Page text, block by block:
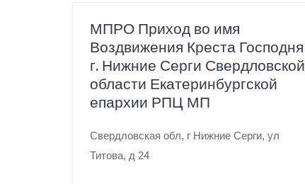
МПРО Приход во имя
Воздвижения Креста Господня
г. Нижние Серги Свердловской
области Екатеринбургской
епархии РПЦ МП
Свердловская обл, г Нижние Серги, ул
Титова, д 24